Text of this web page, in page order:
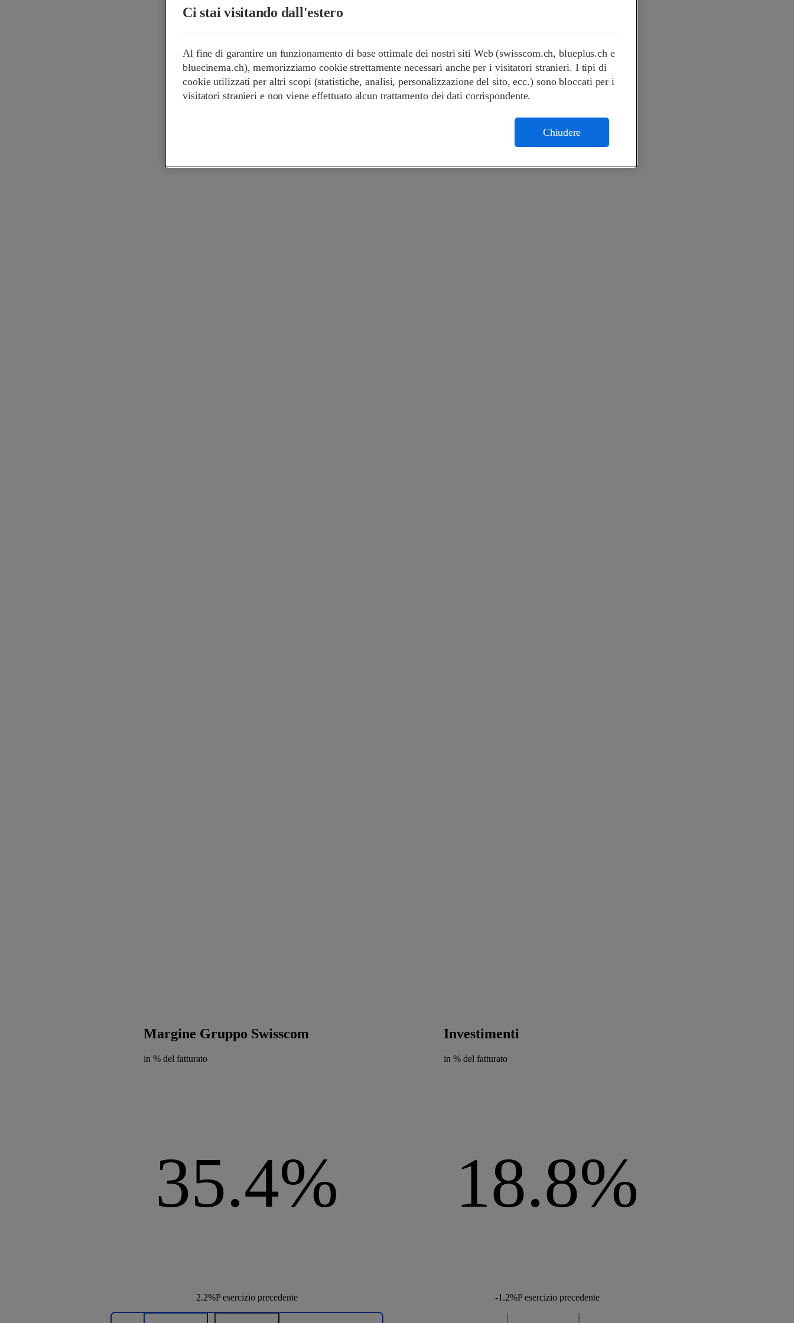
Margine Gruppo Swisscom
in % del fatturato
35.4%
2.2%Pesercizio precedente
Investimenti
in % del fatturato
18.8%
-1.2%Pesercizio precedente
Ci stai visitando dall'estero
Al fine di garantire un funzionamento di base ottimale dei nostri siti Web (swisscom.ch, blueplus.ch e
bluecinema.ch), memorizziamo cookie strettamente necessari anche per i visitatori stranieri. I tipi di
cookie utilizzati per altri scopi (statistiche, analisi, personalizzazione del sito, ecc.) sono bloccati per i
visitatori stranieri e non viene effettuato alcun trattamento dei dati corrispondente.
Chiudere